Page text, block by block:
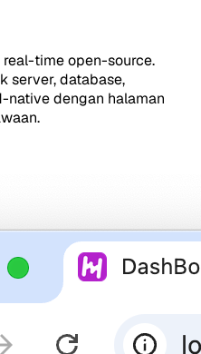
time open-source.
server, database,
native dengan halaman